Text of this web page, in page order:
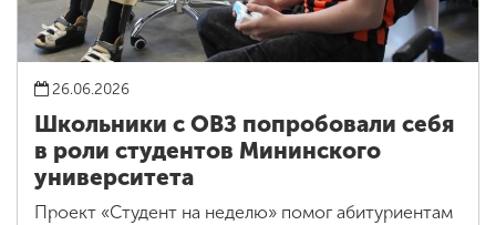
26.06.2026
Школьники с ОВЗ попробовали себя
в роли студентов Мининского
университета
Проект «Студент на неделю» помог абитуриентам